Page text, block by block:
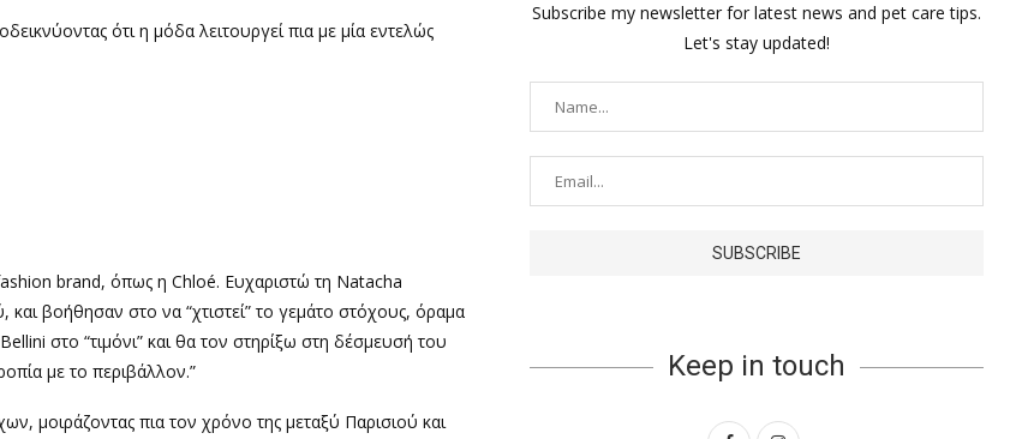
ότι η μόδα λειτουργεί πια με μία εντελώς
brand, όπως η Chloé. Ευχαριστώ τη Natacha
βοήθησαν στο να “χτιστεί” το γεμάτο στόχους, όραμα
στο “τιμόνι” και θα τον στηρίξω στη δέσμευσή του
με το περιβάλλον.”
μοιράζοντας πια τον χρόνο της μεταξύ Παρισιού και
Subscribe my newsletter for latest news and pet care tips.
Let's stay updated!
Keep in touch